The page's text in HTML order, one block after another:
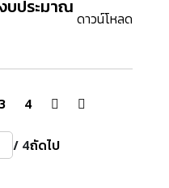
บประมาณ ดาวน์โหลด
3 4
/ 4ถัดไป